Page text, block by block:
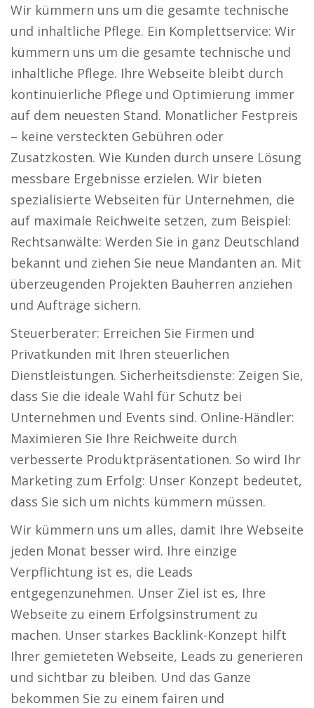
Wir kümmern uns um die gesamte technische
und inhaltliche Pflege. Ein Komplettservice: Wir
kümmern uns um die gesamte technische und
inhaltliche Pflege. Ihre Webseite bleibt durch
kontinuierliche Pflege und Optimierung immer
auf dem neuesten Stand. Monatlicher Festpreis
– keine versteckten Gebühren oder
Zusatzkosten. Wie Kunden durch unsere Lösung
messbare Ergebnisse erzielen. Wir bieten
spezialisierte Webseiten für Unternehmen, die
auf maximale Reichweite setzen, zum Beispiel:
Rechtsanwälte: Werden Sie in ganz Deutschland
bekannt und ziehen Sie neue Mandanten an. Mit
überzeugenden Projekten Bauherren anziehen
und Aufträge sichern.
Steuerberater: Erreichen Sie Firmen und
Privatkunden mit Ihren steuerlichen
Dienstleistungen. Sicherheitsdienste: Zeigen Sie,
dass Sie die ideale Wahl für Schutz bei
Unternehmen und Events sind. Online-Händler:
Maximieren Sie Ihre Reichweite durch
verbesserte Produktpräsentationen. So wird Ihr
Marketing zum Erfolg: Unser Konzept bedeutet,
dass Sie sich um nichts kümmern müssen.
Wir kümmern uns um alles, damit Ihre Webseite
jeden Monat besser wird. Ihre einzige
Verpflichtung ist es, die Leads
entgegenzunehmen. Unser Ziel ist es, Ihre
Webseite zu einem Erfolgsinstrument zu
machen. Unser starkes Backlink-Konzept hilft
Ihrer gemieteten Webseite, Leads zu generieren
und sichtbar zu bleiben. Und das Ganze
bekommen Sie zu einem fairen und